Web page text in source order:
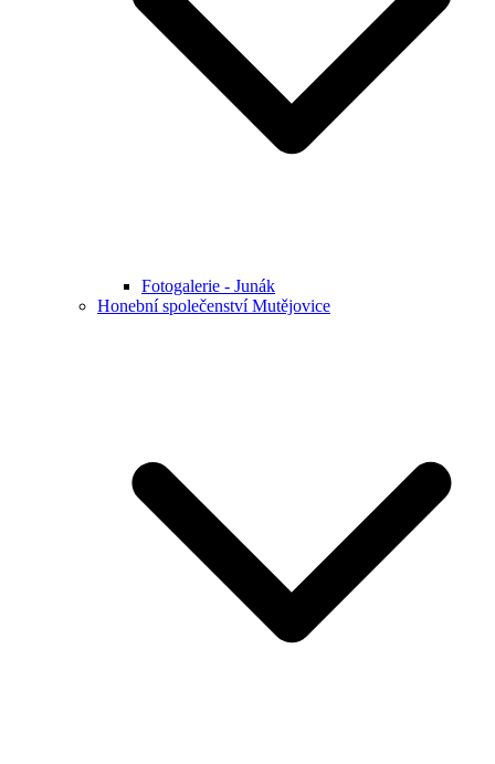
Fotogalerie - Junák
Honební společenství Mutějovice